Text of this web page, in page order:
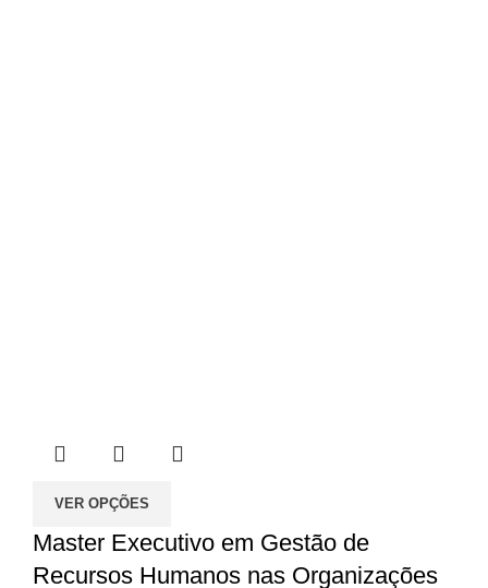
VER OPÇÕES
Master Executivo em Gestão de
Recursos Humanos nas Organizações